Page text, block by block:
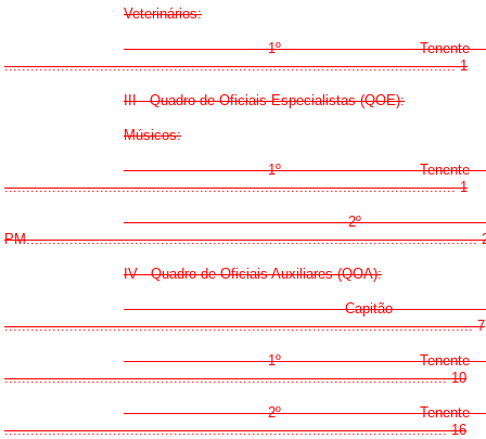
Veterinários:
- 1º
........................................................................................................ 1
III - Quadro de Oficiais Especialistas (QOE):
Músicos:
- 1º
........................................................................................................ 1
- 2º
PM........................................................................................................
IV - Quadro de Oficiais Auxiliares (QOA):
- Capitão
............................................................................................................ 7
- 1º
...................................................................................................... 10
- 2º
...................................................................................................... 16